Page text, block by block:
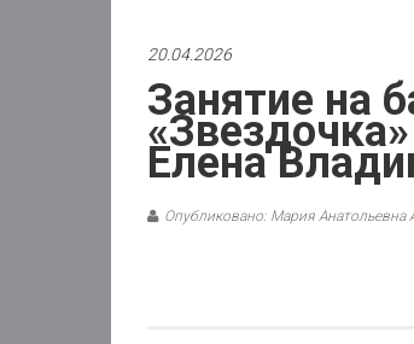
20.04.2026
Занятие на
Елена
Опубликовано: Мария Анатольевна